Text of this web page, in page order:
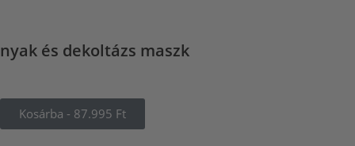
nyak és dekoltázs maszk
Kosárba - 87.995 Ft